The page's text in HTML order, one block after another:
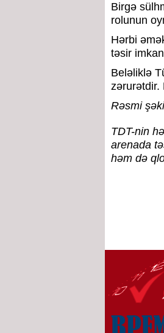
Birgə
rolunun
Hərbi
təsir
Beləliklə
zərurətdir.
Rəsmi
TDT-nin
arenada
həm də